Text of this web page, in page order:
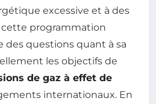
excessive et à des
programmation
des questions quant à sa
les objectifs de
de gaz à effet de
internationaux. En